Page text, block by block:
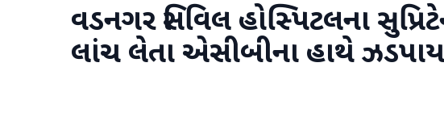
વડનગર સિવિલ હોસ્પિટલના
લાંચ લેતા એસીબીના હાથે